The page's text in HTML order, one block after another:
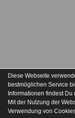
Diese Webseite
bestmöglichen Service
Informationen findest Du
Mit der Nutzung der
Verwendung von